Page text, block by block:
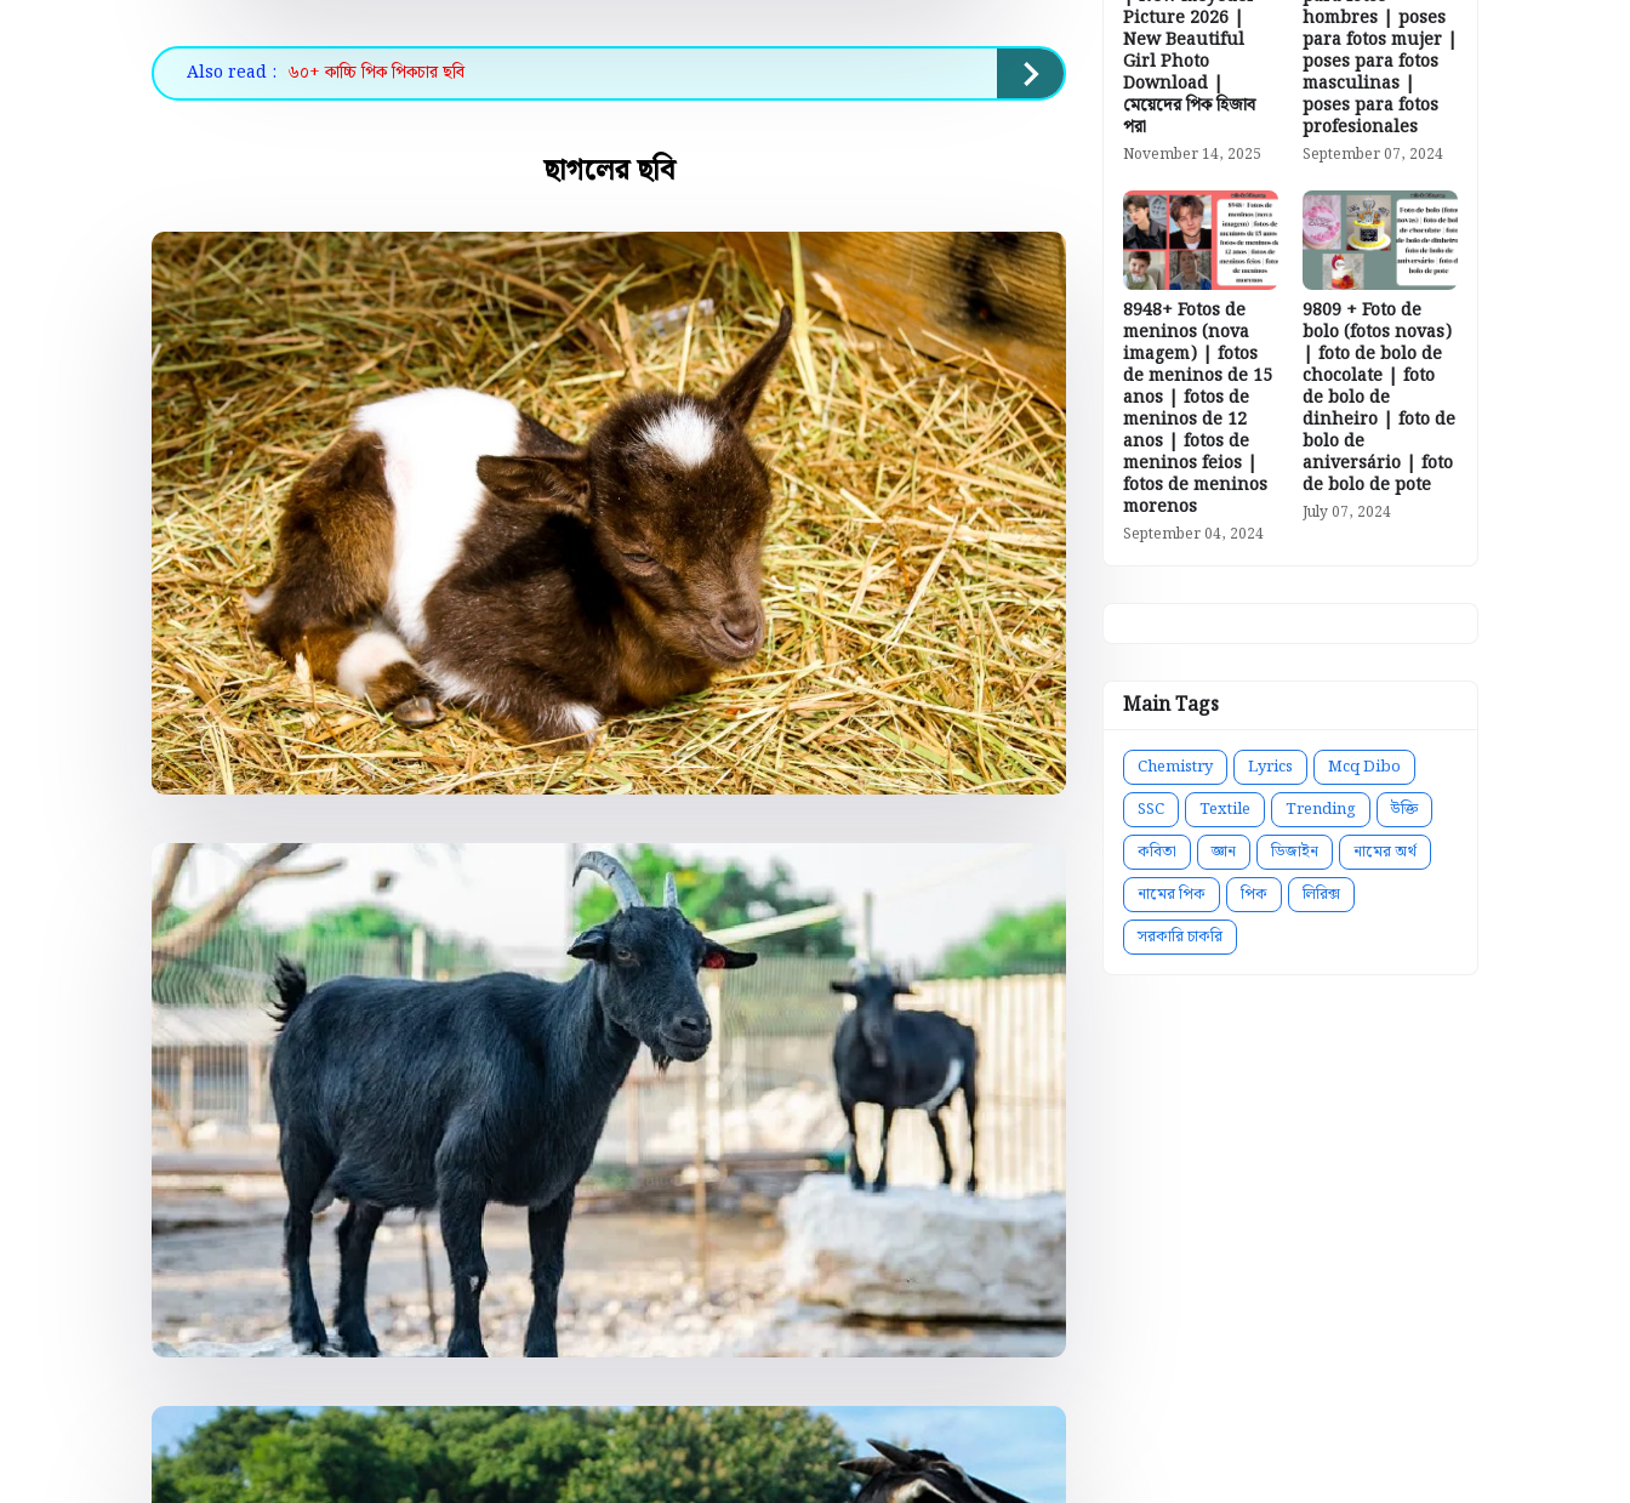
Also read : ৬০+ কাচ্চি পিক পিকচার ছবি
ছাগলের ছবি
Picture 2026 |
New Beautiful
Girl Photo
Download |
মেয়েদের পিক হিজাব
পরা
November 14, 2025
hombres | poses
para fotos mujer |
poses para fotos
masculinas |
poses para fotos
profesionales
September 07, 2024
8948+ Fotos de
meninos (nova
imagem) | fotos
de meninos de 15
anos | fotos de
meninos de 12
anos | fotos de
meninos feios |
fotos de meninos
morenos
September 04, 2024
9809 + Foto de
bolo (fotos novas)
| foto de bolo de
chocolate | foto
de bolo de
dinheiro | foto de
bolo de
aniversário | foto
de bolo de pote
July 07, 2024
Main Tags
Chemistry Lyrics
Mcq Dibo
SSC
Textile Trending
উক্তি
কবিতা
জ্ঞান ডিজাইন
নামের অর্থ
নামের পিক
পিক
লিরিক্স
সরকারি চাকরি